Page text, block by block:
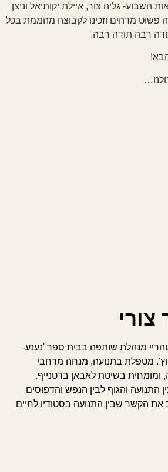
עם 3 מופלאות השבוע- גליה צור, איילת יקותיאל וניצן
פשוט מדהים וזכינו לקבוצה מהממת בכל
רבה תודה רבה.
מנהלת שותפה בבית ספר 'נענע-
מטפלת בתנועה, מנחה מרחבי
ומומחית בשיטת לאבאן ברטנייף.
והגוף לבין הנפש והדפוסים
את הקשר שבין התנועה בסטודיו לחיים